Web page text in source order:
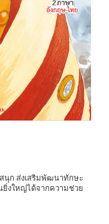
นุก ส่งเสริมพัฒนาทักษะ
ยิ่งใหญ่ได้จากความช่วย